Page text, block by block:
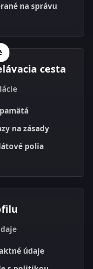
na správu
cesta
na zásady
polia
údaje